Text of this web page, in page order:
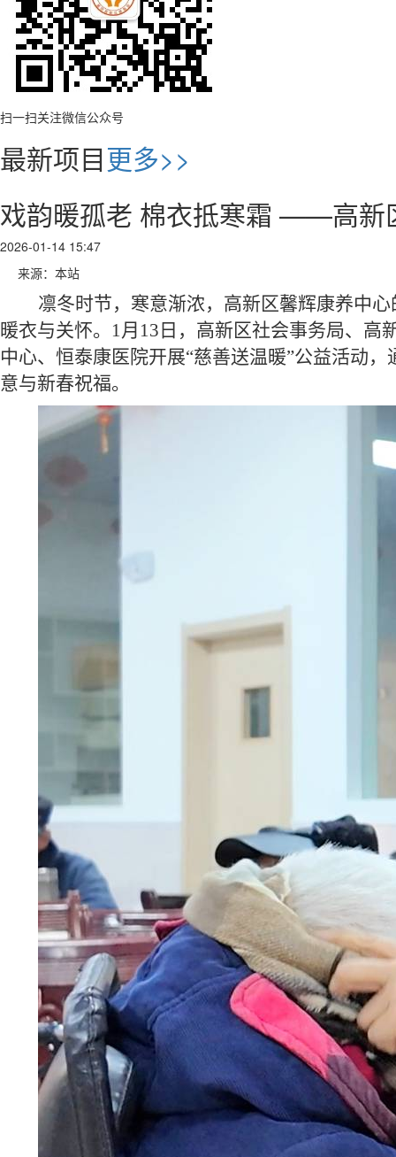
扫一扫关注微信公众号
最新项目更多>>
戏韵暖孤老 棉衣抵寒霜 ——高新
2026-01-14 15:47
来源：本站
凛冬时节，寒意渐浓， 高新区馨辉康养中
暖衣与关怀。 1月13日， 高新区社会事务局、高
中心、恒泰康医院开展“慈善送温暖”公益活动
意与新春祝福。